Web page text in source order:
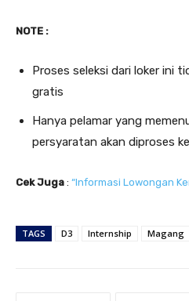
NOTE :
Proses seleksi dari loker ini
gratis
Hanya pelamar yang
persyaratan akan diproses
Cek Juga : “Informasi Lowongan
TAGS D3 Internship Magang